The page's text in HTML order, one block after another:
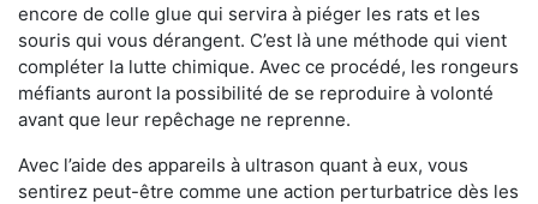
encore de colle glue qui servira à piéger les rats et les
souris qui vous dérangent. C’est là une méthode qui vient
compléter la lutte chimique. Avec ce procédé, les rongeurs
méfiants auront la possibilité de se reproduire à volonté
avant que leur repêchage ne reprenne.
Avec l’aide des appareils à ultrason quant à eux, vous
sentirez peut-être comme une action perturbatrice dès les